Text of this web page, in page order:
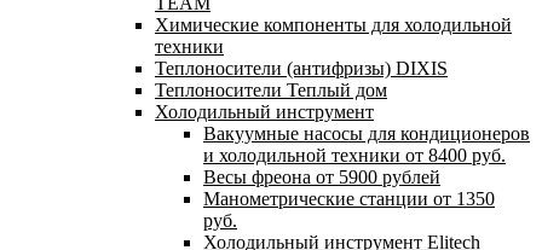
Химические компоненты для холодильной
техники
Теплоносители (антифризы) DIXIS
Теплоносители Теплый дом
Холодильный инструмент
Вакуумные насосы для кондиционеров
и холодильной техники от 8400 руб.
Весы фреона от 5900 рублей
Манометрические станции от 1350
руб.
Холодильный инструмент Elitech